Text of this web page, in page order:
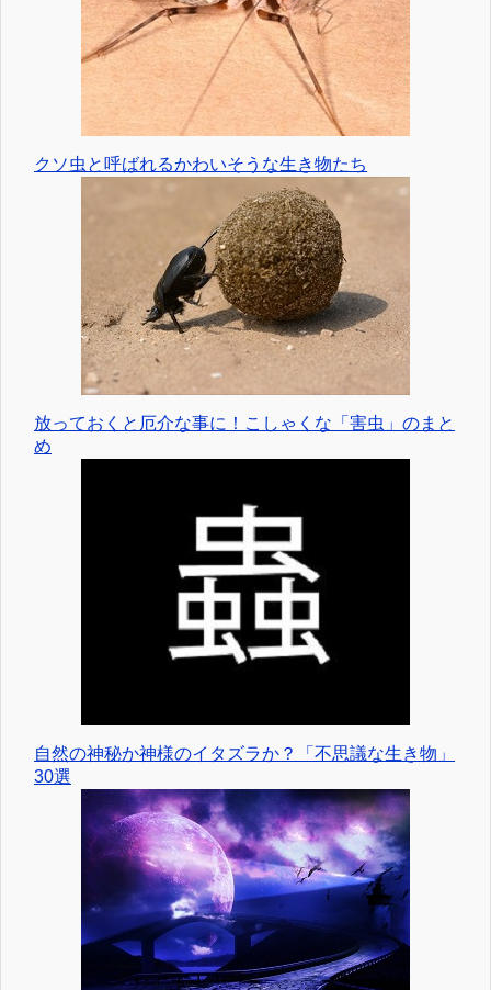
クソ虫と呼ばれるかわいそうな生き物たち
放っておくと厄介な事に！こしゃくな「害虫」のまと
め
自然の神秘か神様のイタズラか？「不思議な生き物」
30選